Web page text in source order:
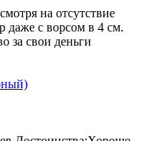
на отсутствие
даже с ворсом в 4 см.
за свои деньги